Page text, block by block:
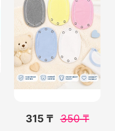
315 ₸ 350₸